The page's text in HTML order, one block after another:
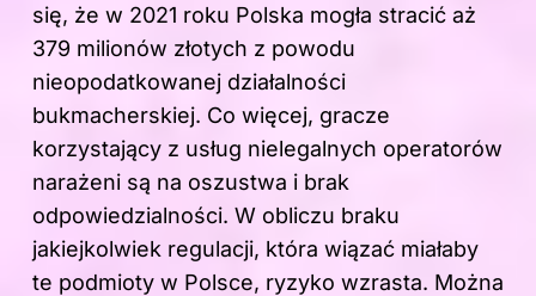
się, że w 2021 roku Polska mogła stracić aż
379 milionów złotych z powodu
nieopodatkowanej działalności
bukmacherskiej. Co więcej, gracze
korzystający z usług nielegalnych operatorów
narażeni są na oszustwa i brak
odpowiedzialności. W obliczu braku
jakiejkolwiek regulacji, która wiązać miałaby
te podmioty w Polsce, ryzyko wzrasta. Można